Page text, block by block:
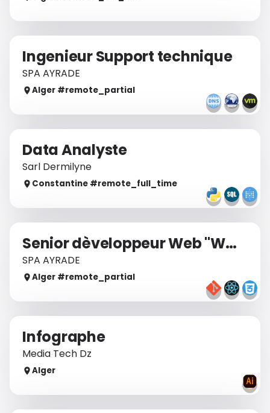
Ingenieur Support technique
SPA AYRADE
Alger #remote_ partial
Data Analyste
Sarl Dermilyne
Constantine #remote_ full_time
Senior dèveloppeur Web "Wordpress"
SPA AYRADE
Alger #remote_ partial
Infographe
Media Tech Dz
Alger